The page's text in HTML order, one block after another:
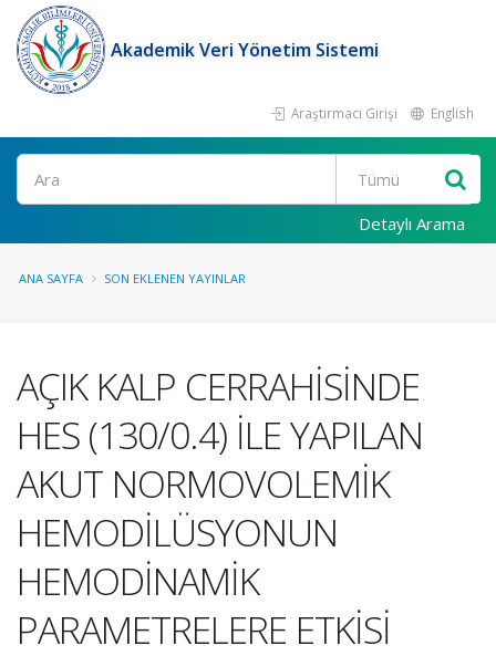
Akademik Veri Yönetim Sistemi
Araştırmacı Girişi English
Ara
Detaylı Arama
ANA SAYFA SON EKLENEN YAYINLAR
AÇIK KALP CERRAHİSİNDE
HES (130/0.4) İLE YAPILAN
AKUT NORMOVOLEMİK
HEMODİLÜSYONUN
HEMODİNAMİK
PARAMETRELERE ETKİSİ